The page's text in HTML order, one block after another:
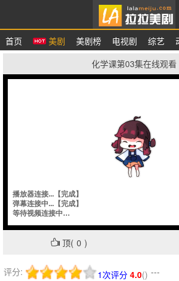
拉拉美剧
首页 美剧 美剧榜 电视剧 综艺
化学课第03集在线观看
顶( 0 )
评分: 4.0(
1次评分 ) ---